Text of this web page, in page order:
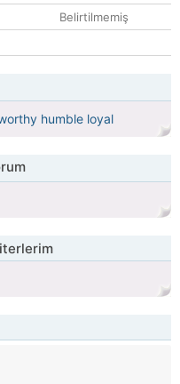
Belirtilmemiş
humble loyal